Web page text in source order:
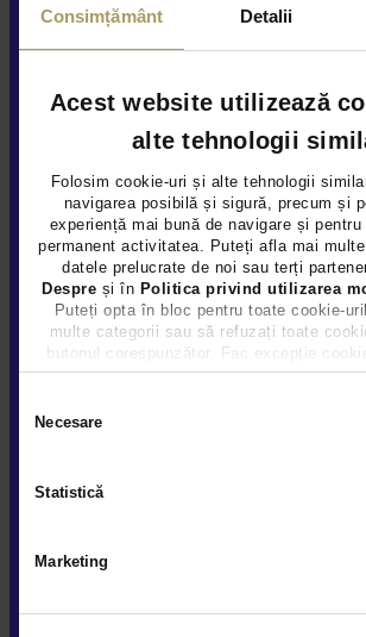
Consimțământ Detalii
Acest website utilizează
alte tehnologii
Folosim cookie-uri și alte tehnologii
navigarea posibilă și sigură, precum și
experiență mai bună de navigare și
permanent activitatea. Puteți afla mai
datele prelucrate de noi sau terți
Despre și în Politica privind utilizarea
Puteți opta în bloc pentru toate cookie-
multe categorii sau să refuzați toate
butonul corespunzător. Fac excepție
care sunt activate automat, conform
Necesare
Statistică
Marketing
SKODA SUPERB 2.0D
31.900 €
TVA INCLUS DEDUCTIBIL
Diesel
65.975Km 2024